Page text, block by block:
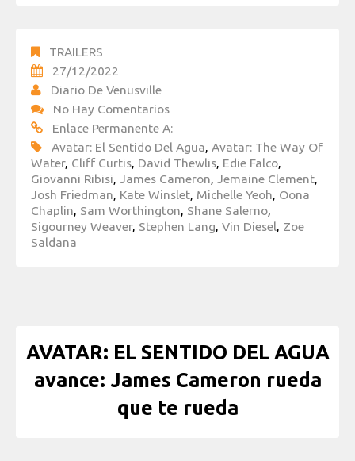
TRAILERS
27/12/2022
Diario De Venusville
No Hay Comentarios
Enlace Permanente A:
Avatar: El Sentido Del Agua Avatar: The Way Of
Water, Cliff Curtis David Thewlis Edie Falco
Giovanni Ribisi
James Cameron Jemaine Clement
Josh Friedman Kate Winslet Michelle Yeoh Oona
Chaplin Sam Worthington Shane Salerno
Sigourney Weaver, Stephen Lang Vin Diesel Zoe
Saldana
AVATAR: EL SENTIDO DEL AGUA
avance: James Cameron rueda
que te rueda